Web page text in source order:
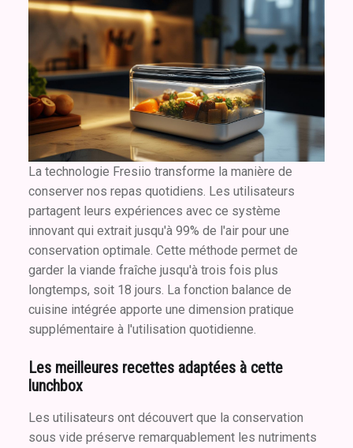
La technologie Fresiio transforme la manière de
conserver nos repas quotidiens. Les utilisateurs
partagent leurs expériences avec ce système
innovant qui extrait jusqu'à 99% de l'air pour une
conservation optimale. Cette méthode permet de
garder la viande fraîche jusqu'à trois fois plus
longtemps, soit 18 jours. La fonction balance de
cuisine intégrée apporte une dimension pratique
supplémentaire à l'utilisation quotidienne.
Les meilleures recettes adaptées à cette
lunchbox
Les utilisateurs ont découvert que la conservation
sous vide préserve remarquablement les nutriments